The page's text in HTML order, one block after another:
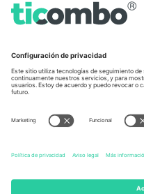
Regus Sofia City West, bul
Totleben 53-55, 1606 Sofia,
Mexico
Av Chapultepec 360, Roma
Norte, Cuauhtémoc, 06700
Ciudad de México, CDMX,
Mexico
La entidad jurídica del
información, consulte la